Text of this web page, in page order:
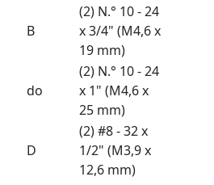
B
(2) N.° 10 - 24
x 3/4" (M4,6 x
19 mm)
do
(2) N.° 10 - 24
x 1" (M4,6 x
25 mm)
D
(2) #8 - 32 x
1/2" (M3,9 x
12,6 mm)